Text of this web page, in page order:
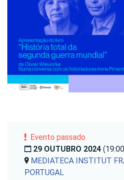
Evento passado
29 OUTUBRO 2024
MEDIATECA INSTITUT
PORTUGAL